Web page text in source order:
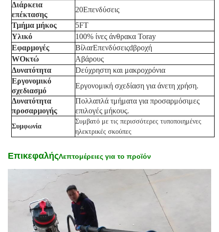
Διάρκεια
επέκτασης
20Επενδύσεις
Τμήμα μήκος
5FT
Υλικό
100% ίνες άνθρακα Toray
Εφαρμογές
ΒίλαrΕπενδύσειςdβροχή
WΟκτώ Αβάρους
Δυνατότητα
Dεύχρηστη και μακροχρόνια
Εργονομικό
σχεδιασμό
Εργονομική σχεδίαση για άνετη χρήση.
Δυνατότητα
προσαρμογής
Πολλαπλά τμήματα για προσαρμόσιμες
επιλογές μήκους.
Συμφωνία
Συμβατό με τις περισσότερες τυποποιημένες
ηλεκτρικές σκούπες
ΕπικεφαλήςΛεπτομέρειες για το προϊόν